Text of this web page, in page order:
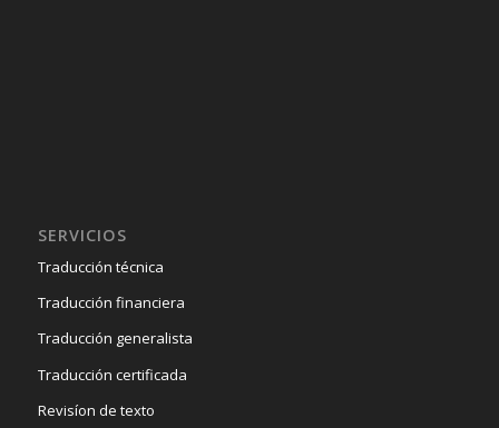
SERVICIOS
Traducción técnica
Traducción financiera
Traducción generalista
Traducción certificada
Revisíon de texto